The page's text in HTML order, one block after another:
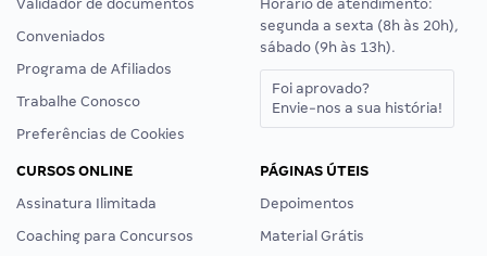
Validador de documentos
Conveniados
Programa de Afiliados
Trabalhe Conosco
Preferências de Cookies
Horário de atendimento:
segunda a sexta (8h às 20h),
sábado (9h às 13h).
Foi aprovado?
Envie-nos a sua história!
CURSOS ONLINE
Assinatura Ilimitada
Coaching para Concursos
PÁGINAS ÚTEIS
Depoimentos
Material Grátis